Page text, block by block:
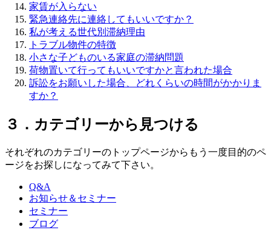
家賃が入らない
緊急連絡先に連絡してもいいですか？
私が考える世代別滞納理由
トラブル物件の特徴
小さな子どものいる家庭の滞納問題
荷物置いて行ってもいいですかと言われた場合
訴訟をお願いした場合、どれくらいの時間がかかりま
すか？
３．カテゴリーから見つける
それぞれのカテゴリーのトップページからもう一度目的のペ
ージをお探しになってみて下さい。
Q&A
お知らせ＆セミナー
セミナー
ブログ